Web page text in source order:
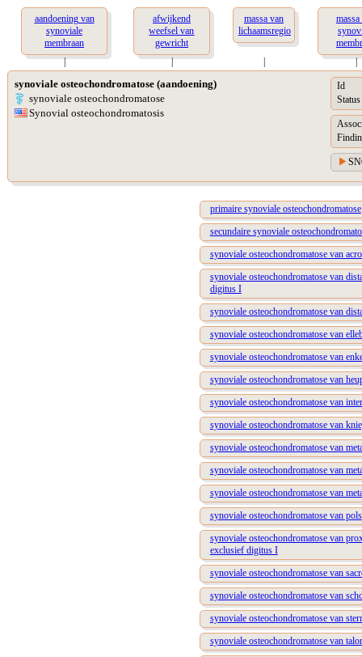
aandoening van
synoviale
membraan
afwijkend
weefsel van
gewricht
massa van
lichaamsregio
|
| |
synoviale osteochondromatose (aandoening)
synoviale osteochondromatose
Synovial osteochondromatosis
Id
Status
primaire synoviale osteochondromatose
secundaire synoviale
synoviale osteochondromatose van
synoviale osteochondromatose van
digitus I
synoviale osteochondromatose van
synoviale osteochondromatose van
synoviale osteochondromatose van
synoviale osteochondromatose van
synoviale osteochondromatose van
synoviale osteochondromatose van
synoviale osteochondromatose van
synoviale osteochondromatose van
synoviale osteochondromatose van
synoviale osteochondromatose van pols
synoviale osteochondromatose van
exclusief digitus I
synoviale osteochondromatose van
synoviale osteochondromatose van
synoviale osteochondromatose van
synoviale osteochondromatose van